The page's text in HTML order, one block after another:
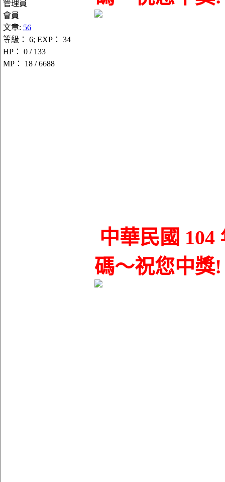
管理員
會員
文章: 56
等級： 6; EXP： 34
HP： 0 / 133
MP： 18 / 6688
中華民國 104
碼～祝您中獎!